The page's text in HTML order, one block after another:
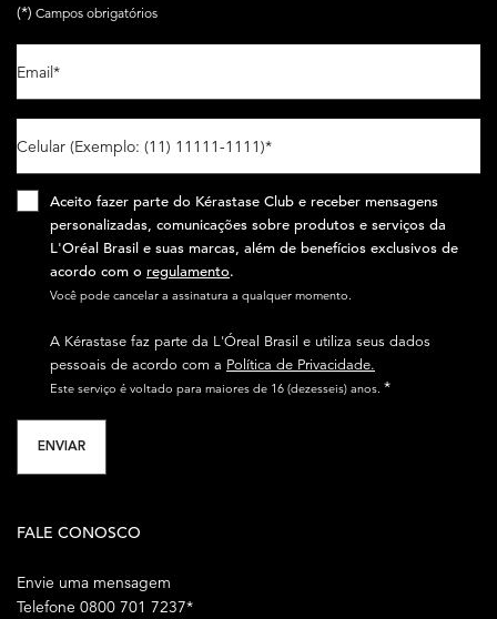
(*) Campos obrigatórios
Email*
Celular (Exemplo: (11) 11111-1111)*
Aceito fazer parte do Kérastase Club e receber mensagens
personalizadas, comunicações sobre produtos e serviços da
L'Oréal Brasil e suas marcas, além de benefícios exclusivos de
acordo com o regulamento.​
Você pode cancelar a assinatura a qualquer momento.​
A Kérastase faz parte da L'Óreal Brasil e utiliza seus dados
pessoais de acordo com a Política de Privacidade.
Este serviço é voltado para maiores de 16 (dezesseis) anos. *
ENVIAR
FALE CONOSCO
Envie uma mensagem
Telefone 0800 701 7237*